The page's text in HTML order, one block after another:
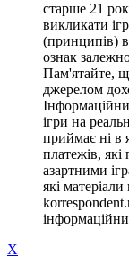
старше 21
викликати
(принципів)
ознак
Пам'ятайте,
джерелом
ігри на
приймає ні в
платежів, які
азартними
які
X